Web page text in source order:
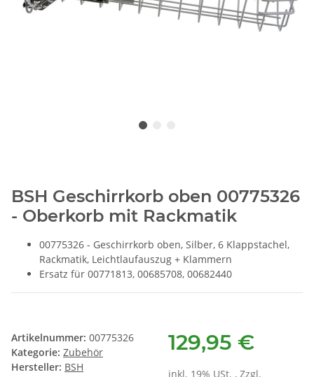
BSH Geschirrkorb oben 00775326
- Oberkorb mit Rackmatik
00775326 - Geschirrkorb oben, Silber, 6 Klappstachel,
Rackmatik, Leichtlaufauszug + Klammern
Ersatz für 00771813, 00685708, 00682440
Artikelnummer: 00775326
Kategorie: Zubehör
Hersteller: BSH
129,95 €
inkl. 19% USt. , Zzgl.